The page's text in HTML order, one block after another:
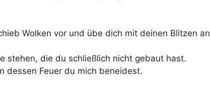
Wolken vor und übe dich mit deinen Blitzen an
stehen, die du schließlich nicht gebaut hast.
dessen Feuer du mich beneidest.